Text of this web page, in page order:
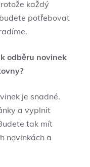
každý⁢
potřebovat
odběru novinek
je snadné.
a vyplnit
tak ​mít
‌novinkách a⁢